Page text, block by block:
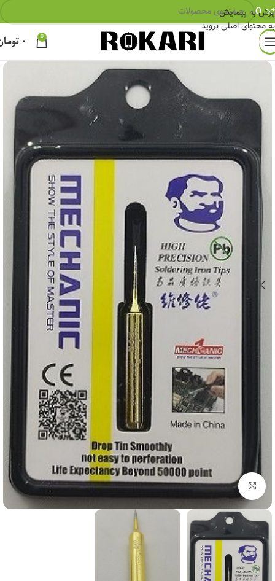
پرش به پیمایش
به محتوای اصلی بروید
0
0 ۰
بزرگنمایی تصویر